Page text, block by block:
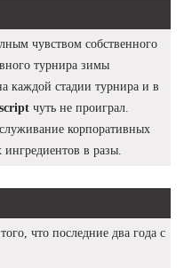
чувством собственного
турнира зимы
каждой стадии турнира и в
чуть не проиграл.
корпоративных
в разы.
что последние два года с